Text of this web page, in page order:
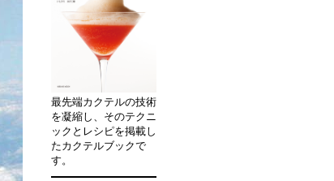
最先端カクテルの技術
を凝縮し、そのテクニ
ックとレシピを掲載し
たカクテルブックで
す。